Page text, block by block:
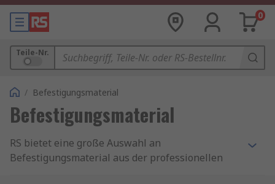
0
Teile-Nr.
/ Befestigungsmaterial
Befestigungsmaterial
RS bietet eine große Auswahl an
Befestigungsmaterial aus der professionellen